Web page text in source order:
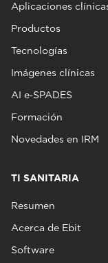
Aplicaciones
Productos
Tecnologías
Imágenes clínicas
AI e‑SPADES
Formación
Novedades en IRM
TI SANITARIA
Resumen
Acerca de Ebit
Software